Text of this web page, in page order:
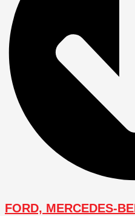
FORD, MERCEDES-